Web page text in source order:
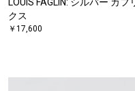
LOUIS FAGLIN: シルバー カフ
クス
￥17,600